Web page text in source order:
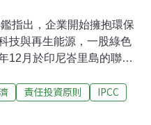
指出，企業開始擁抱環保
技與再生能源，一股綠色
12月於印尼峇里島的聯合
年鑑也在此公諸於世。在
長論壇中，各國環境部
責任投資原則
IPCC